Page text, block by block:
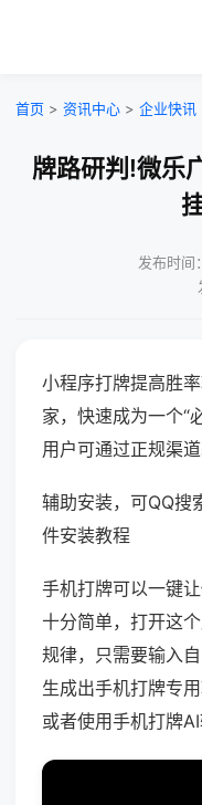
首页 > 资讯中心 > 企业快讯
牌路研判!微乐
发布时
小程序打牌提高胜
家，快速成为一个“
用户可通过正规渠道
辅助安装，可QQ
件安装教程
手机打牌可以一键
十分简单，打开这
规律，只需要输入
生成出手机打牌专
或者使用手机打牌